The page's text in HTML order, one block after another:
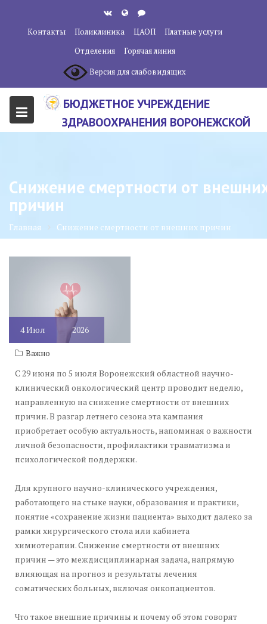
содержанию
Контакты Поликлиника ЦАОП
Платные услуги
Отделения
Горячая линия
Версия для слабовидящих
БЮДЖЕТНОЕ УЧРЕЖДЕНИЕ
ЗДРАВООХРАНЕНИЯ ВОРОНЕЖСКОЙ
ЦЕНТР"
Снижение смертности от
причин
Главная Снижение смертности от внешних причин
4Июл 2026
Важно
С 29 июня по 5 июля Воронежский областной научно-
клинический онкологический центр проводит неделю,
направленную на снижение смертности от внешних
причин. В разгар летнего сезона эта кампания
приобретает особую актуальность, напоминая о важности
личной безопасности, профилактики травматизма и
психологической поддержки.
Для крупного научно-клинического учреждения,
работающего на стыке науки, образования и практики,
понятие «сохранение жизни пациента» выходит далеко за
рамки хирургического стола или кабинета
химиотерапии. Снижение смертности от внешних
причин — это междисциплинарная задача, напрямую
влияющая на прогноз и результаты лечения
соматических больных, включая онкопациентов.
Что такое внешние причины и почему об этом говорят